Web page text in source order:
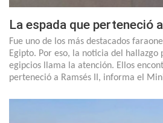
La espada que perteneció
Fue uno de los más destacados
Egipto. Por eso, la noticia del
egipcios llama la atención. Ellos
perteneció a Ramsés II, informa el